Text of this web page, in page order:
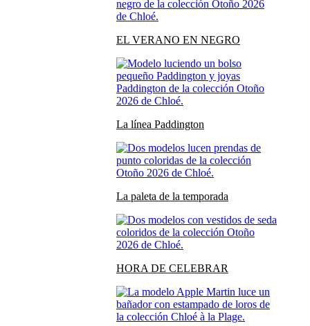
EL VERANO EN NEGRO
La línea Paddington
La paleta de la temporada
HORA DE CELEBRAR